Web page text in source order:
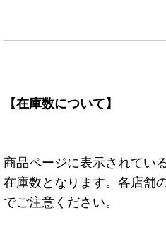
【在庫数について】
商品ページに表示されてい
在庫数となります。各店舗
でご注意ください。